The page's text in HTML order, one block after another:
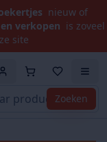
nieuw of
verkopen is zoveel
site
Zoeken